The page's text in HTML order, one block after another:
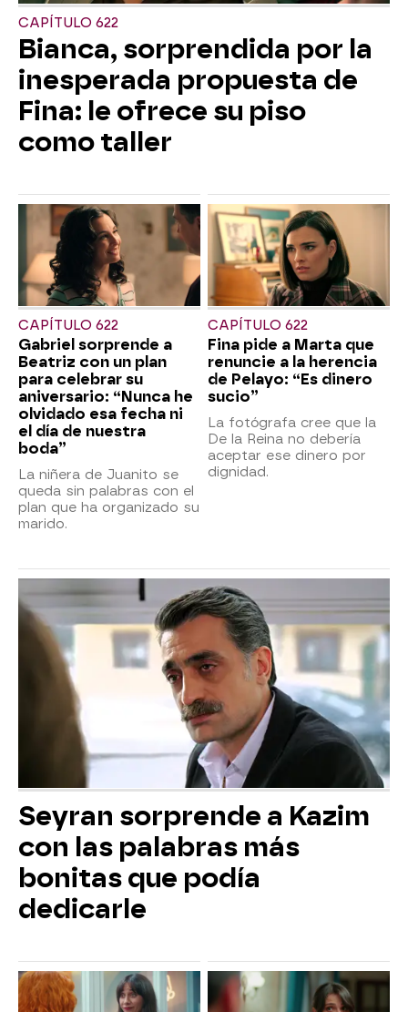
CAPÍTULO 622
Bianca, sorprendida por la
inesperada propuesta de
Fina: le ofrece su piso
como taller
CAPÍTULO 622
Gabriel sorprende a
Beatriz con un plan
para celebrar su
aniversario: “Nunca he
olvidado esa fecha ni
el día de nuestra
boda”
La niñera de Juanito se
queda sin palabras con el
plan que ha organizado su
marido.
CAPÍTULO 622
Fina pide a Marta que
renuncie a la herencia
de Pelayo: “Es dinero
sucio”
La fotógrafa cree que la
De la Reina no debería
aceptar ese dinero por
dignidad.
Seyran sorprende a Kazim
con las palabras más
bonitas que podía
dedicarle